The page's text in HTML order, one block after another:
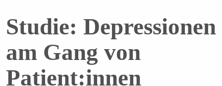
Studie: Depressionen
am Gang von
Patient:innen